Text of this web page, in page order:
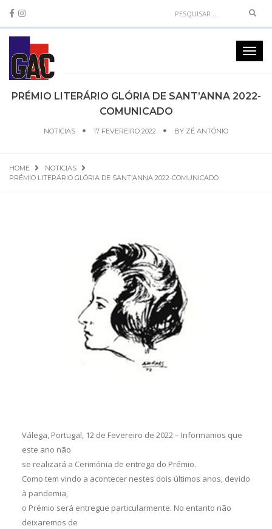
PRÉMIO LITERÁRIO GLÓRIA DE SANT’ANNA 2022-
COMUNICADO
NOTICIAS 17 FEVEREIRO 2022 BY ZÉ ANTÓNIO
HOME
NOTICIAS
PRÉMIO LITERÁRIO GLÓRIA DE SANT’ANNA 2022-COMUNICADO
Válega, Portugal, 12 de Fevereiro de 2022 – Informamos que
este ano não
se realizará a Cerimónia de entrega do Prémio.
Como tem vindo a acontecer nestes dois últimos anos, devido
à pandemia,
o Prémio será entregue particularmente. No entanto não
deixaremos de